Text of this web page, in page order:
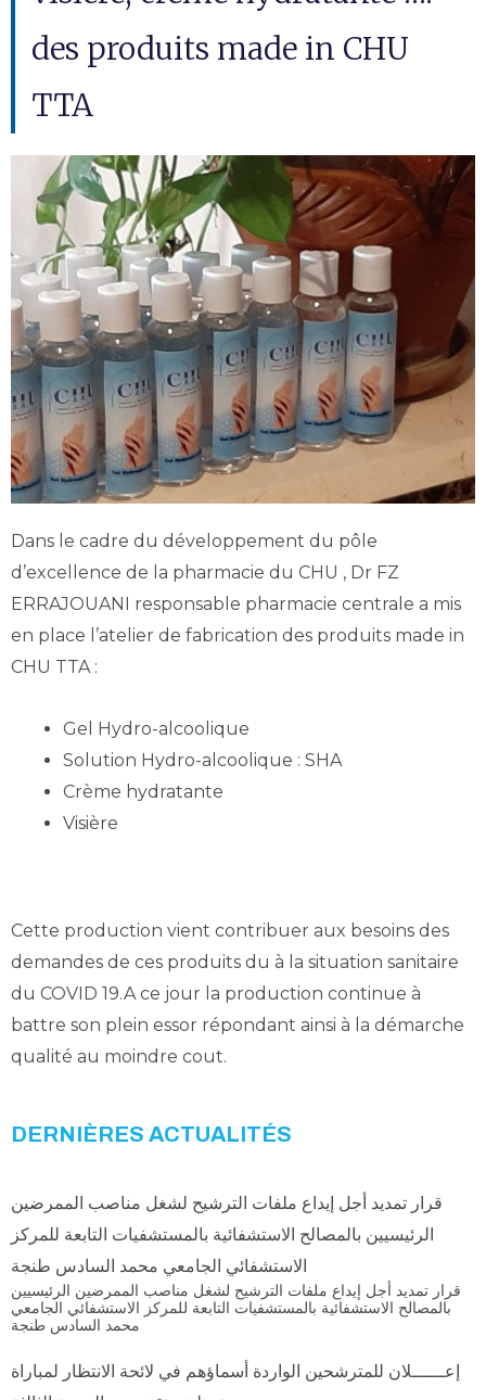
des produits made in CHU
TTA
Dans le cadre du développement du pôle
d’excellence de la pharmacie du CHU , Dr FZ
ERRAJOUANI responsable pharmacie centrale a mis
en place l’atelier de fabrication des produits made in
CHU TTA :
Gel Hydro-alcoolique
Solution Hydro-alcoolique : SHA
Crème hydratante
Visière
Cette production vient contribuer aux besoins des
demandes de ces produits du à la situation sanitaire
du COVID 19.A ce jour la production continue à
battre son plein essor répondant ainsi à la démarche
qualité au moindre cout.
DERNIÈRES ACTUALITÉS
قرار تمديد أجل إيداع ملفات الترشيح لشغل مناصب الممرضين
الرئيسيين بالمصالح الاستشفائية بالمستشفيات التابعة للمركز
الاستشفائي الجامعي محمد السادس طنجة
قرار تمديد أجل إيداع ملفات الترشيح لشغل مناصب الممرضين الرئيسيين
بالمصالح الاستشفائية بالمستشفيات التابعة للمركز الاستشفائي الجامعي
محمد السادس طنجة
إعــــــلان للمترشحين الواردة أسماؤهم في لائحة الانتظار لمباراة